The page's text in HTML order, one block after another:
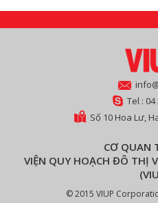
Tel : 04
Số 10 Hoa Lư,
CƠ QUAN
VIỆN QUY HOẠCH ĐÔ THỊ
© 2015 VIUP